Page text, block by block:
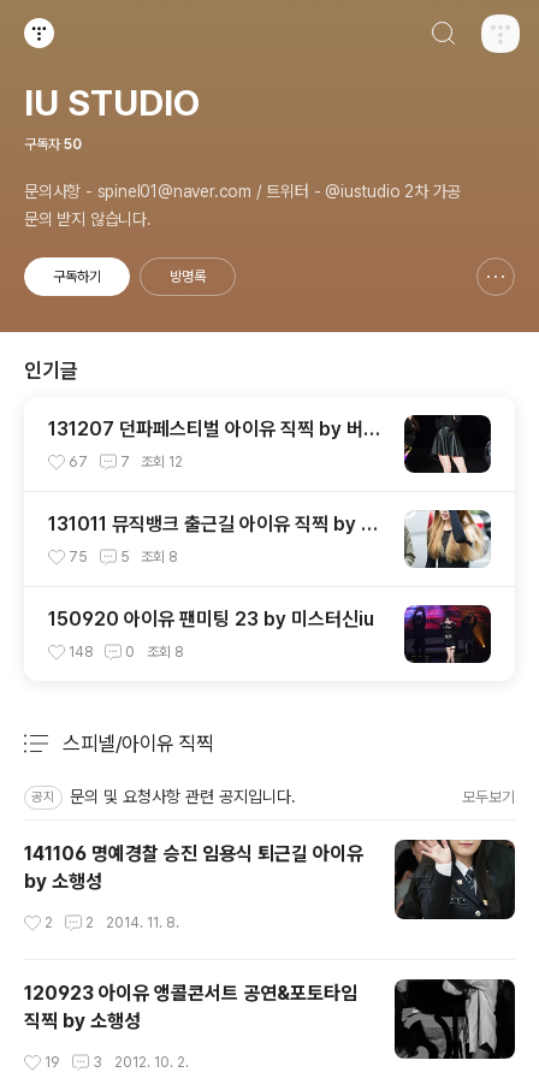
IU STUDIO
구독자 50
문의사항 - spinel01@naver.com / 트위터 - @iustudio 2차 가공
문의 받지 않습니다.
구독하기 방명록
인기글
131207 던파페스티벌 아이유 직찍 by 버칼
리 67 7 조회 12
131011 뮤직뱅크 출근길 아이유 직찍 by 버
칼리
75 5 조회 8
150920 아이유 팬미팅 23 by 미스터신iu
148 0 조회 8
스피넬/아이유 직찍
공지 문의 및 요청사항 관련 공지입니다. 모두보기
141106 명예경찰 승진 임용식 퇴근길 아이유
by 소행성
2 2 2014. 11. 8.
120923 아이유 앵콜콘서트 공연&포토타임
직찍 by 소행성
19 3 2012. 10. 2.